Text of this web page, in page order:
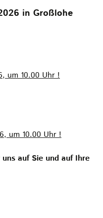
in Großlohe
um 10.00 Uhr !
um 10.00 Uhr !
auf Sie und auf Ihre